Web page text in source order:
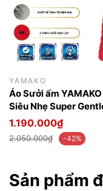
YAMAKO
Áo Sưởi ấm
Siêu Nhẹ Super
1.190.000₫
2.050.000₫ -42%
Sản phẩm